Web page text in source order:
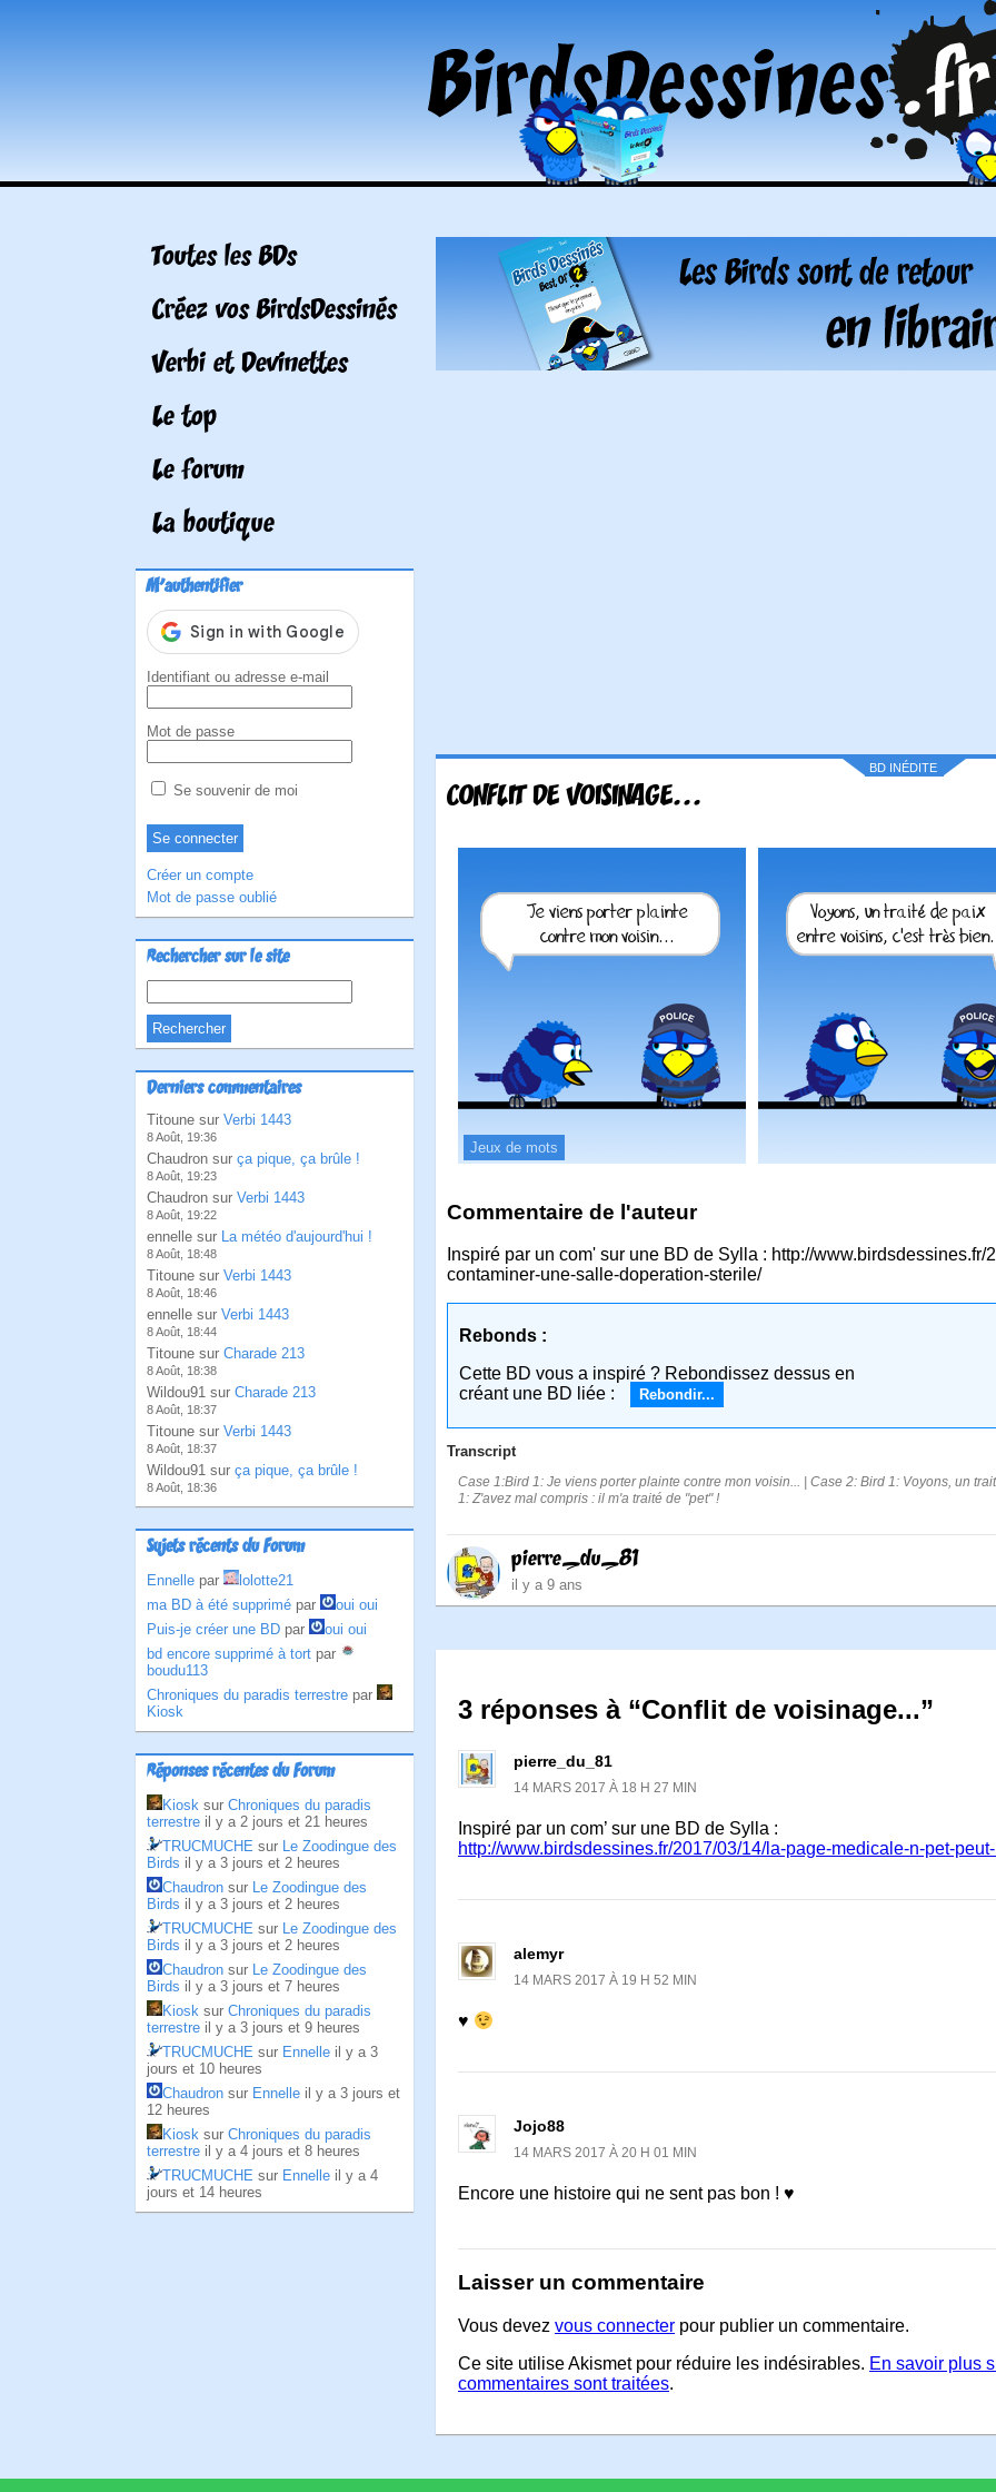
Toutes les BDs
Créez vos BirdsDessinés
Verbi et Devinettes
Le top
Le forum
La boutique
M'authentifier
Identifiant ou adresse e-mail
Mot de passe
Se souvenir de moi
Créer un compte
Mot de passe oublié
Rechercher sur le site
Derniers commentaires
Titoune sur Verbi 1443
8 Août, 19:36
Chaudron sur ça pique, ça brûle !
8 Août, 19:23
Chaudron sur Verbi 1443
8 Août, 19:22
ennelle sur La météo d'aujourd'hui !
8 Août, 18:48
Titoune sur Verbi 1443
8 Août, 18:46
ennelle sur Verbi 1443
8 Août, 18:44
Titoune sur Charade 213
8 Août, 18:38
Wildou91 sur Charade 213
8 Août, 18:37
Titoune sur Verbi 1443
8 Août, 18:37
Wildou91 sur ça pique, ça brûle !
8 Août, 18:36
Sujets récents du Forum
Ennelle par
lolotte21
ma BD à été supprimé par
oui oui
Puis-je créer une BD par
oui oui
bd encore supprimé à tort par
boudu113
Chroniques du paradis terrestre par
Kiosk
Réponses récentes du Forum
Kiosk sur Chroniques du paradis
terrestre il y a 2 jours et 21 heures
TRUCMUCHE sur Le Zoodingue des
Birds il y a 3 jours et 2 heures
Chaudron sur Le Zoodingue des
Birds il y a 3 jours et 2 heures
TRUCMUCHE sur Le Zoodingue des
Birds il y a 3 jours et 2 heures
Chaudron sur Le Zoodingue des
Birds il y a 3 jours et 7 heures
Kiosk sur Chroniques du paradis
terrestre il y a 3 jours et 9 heures
TRUCMUCHE sur Ennelle il y a 3
jours et 10 heures
Chaudron sur Ennelle il y a 3 jours et
12 heures
Kiosk sur Chroniques du paradis
terrestre il y a 4 jours et 8 heures
TRUCMUCHE sur Ennelle il y a 4
jours et 14 heures
BD INÉDITE
CONFLIT DE VOISINAGE...
Jeux de mots
Commentaire de l'auteur
Inspiré par un com' sur une BD de Sylla : http://
contaminer-une-salle-doperation-sterile/
Rebonds :
Cette BD vous a inspiré ? Rebondissez dessus en
créant une BD liée :
Rebondir...
Transcript
Case 1:Bird 1: Je viens porter plainte contre mon voisin... | Case 2: Bird 1: Voyons, un
1: Z'avez mal compris : il m'a traité de "pet" !
pierre_du_81
il y a 9 ans
3 réponses à “Conflit de voisinage...”
pierre_du_81
14 MARS 2017 À 18 H 27 MIN
Inspiré par un com’ sur une BD de Sylla :
http://www.birdsdessines.fr/2017/03/14/la-page-medicale-n-pet-
alemyr
14 MARS 2017 À 19 H 52 MIN
♥
Jojo88
14 MARS 2017 À 20 H 01 MIN
Encore une histoire qui ne sent pas bon ! ♥
Laisser un commentaire
Vous devez vous connecter pour publier un commentaire.
Ce site utilise Akismet pour réduire les indésirables. En savoir plus
commentaires sont traitées.